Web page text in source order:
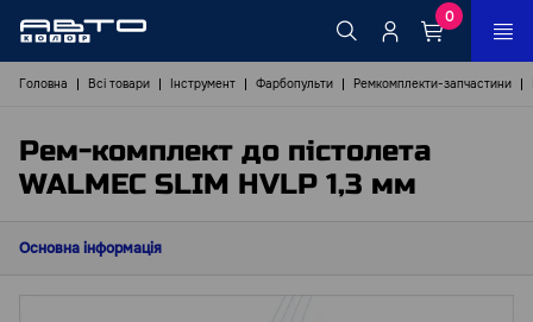
0
Головна Всі товари Інструмент Фарбопульти Ремкомплекти-запчастини
Рем-комплект до пістолета
WALMEC SLIM HVLP 1,3 мм
Основна інформація